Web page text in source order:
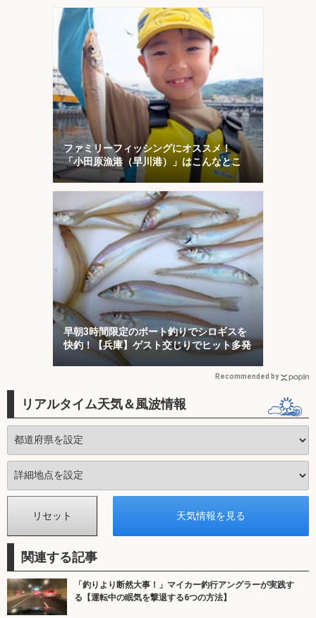
ファミリーフィッシングにオススメ！
「小田原漁港（早川港）」はこんなとこ
早朝3時間限定のボート釣りでシロギスを
快釣！【兵庫】ゲスト交じりでヒット多発
Recommended by
リアルタイム天気＆風波情報
関連する記事
「釣りより断然大事！」マイカー釣行アングラーが実践す
る【運転中の眠気を撃退する6つの方法】